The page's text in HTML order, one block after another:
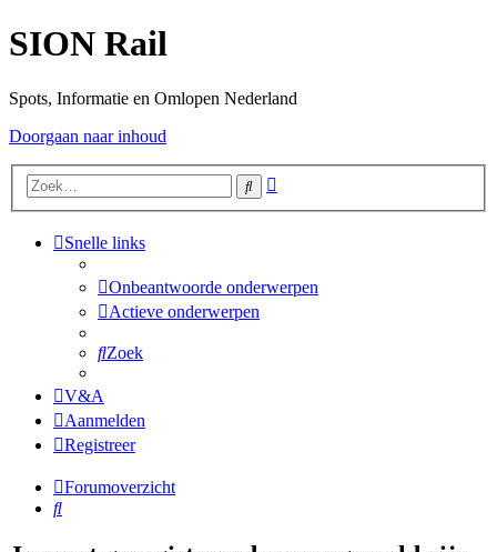
SION Rail
Spots, Informatie en Omlopen Nederland
Doorgaan naar inhoud
Zoek
Snelle links
Onbeantwoorde onderwerpen
Actieve onderwerpen
Zoek
V&A
Aanmelden
Registreer
Forumoverzicht
Zoek